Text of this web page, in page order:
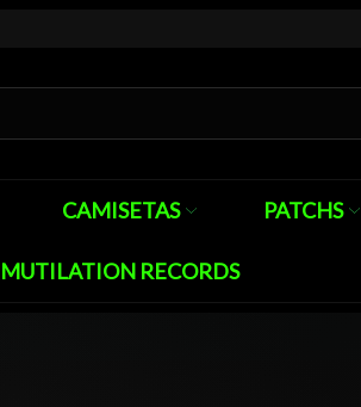
CAMISETAS PATCHS
MUTILATION RECORDS